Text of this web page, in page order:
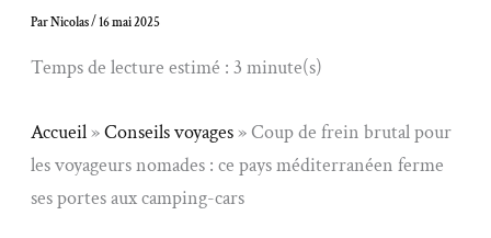
ParNicolas/16 mai 2025
Temps de lecture estimé : 3 minute(s)
Accueil»Conseils voyages» Coup de frein brutal pour
les voyageurs nomades : ce pays méditerranéen ferme
ses portes aux camping-cars